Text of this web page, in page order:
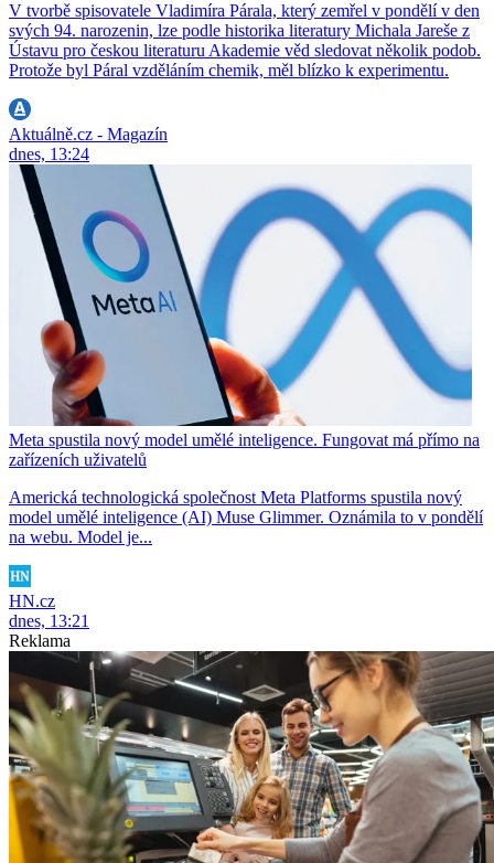
V tvorbě spisovatele Vladimíra Párala, který zemřel v pondělí v den
svých 94. narozenin, lze podle historika literatury Michala Jareše z
Ústavu pro českou literaturu Akademie věd sledovat několik podob.
Protože byl Páral vzděláním chemik, měl blízko k experimentu.
Aktuálně.cz - Magazín
dnes, 13:24
Meta spustila nový model umělé inteligence. Fungovat má přímo na
zařízeních uživatelů
Americká technologická společnost Meta Platforms spustila nový
model umělé inteligence (AI) Muse Glimmer. Oznámila to v pondělí
na webu. Model je...
HN.cz
dnes, 13:21
Reklama